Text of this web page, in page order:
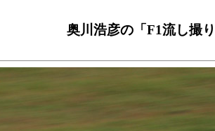
奥川浩彦の「F1流し撮